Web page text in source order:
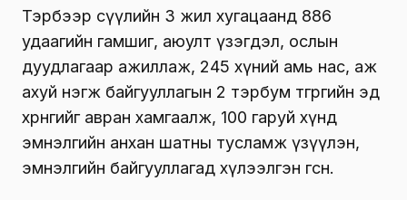
Тэрбээр сүүлийн 3 жил хугацаанд 886
удаагийн гамшиг, аюулт үзэгдэл, ослын
дуудлагаар ажиллаж, 245 хүний амь нас, аж
ахуй нэгж байгууллагын 2 тэрбум төгрөгийн эд
хөрөнгийг авран хамгаалж, 100 гаруй хүнд
эмнэлгийн анхан шатны тусламж үзүүлэн,
эмнэлгийн байгууллагад хүлээлгэн өгсөн.